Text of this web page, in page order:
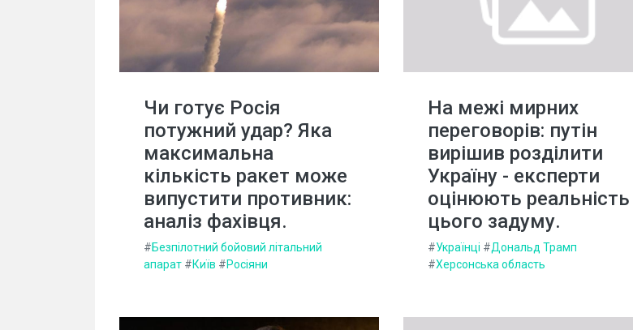
Чи готує Росія
потужний удар? Яка
максимальна
кількість ракет може
випустити противник:
аналіз фахівця.
#Безпілотний бойовий літальний
апарат #Київ #Росіяни
На межі мирних
переговорів: путін
вирішив розділити
Україну - експерти
оцінюють реальність
цього задуму.
#Українці #Дональд Трамп
#Херсонська область